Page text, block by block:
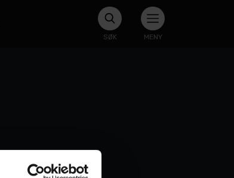
SØK MENY